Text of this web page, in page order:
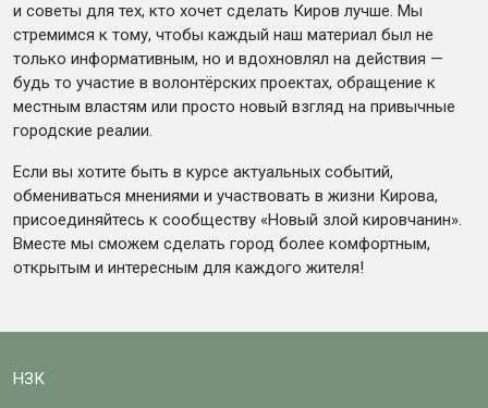
и советы для тех, кто хочет сделать Киров лучше. Мы
стремимся к тому, чтобы каждый наш материал был не
только информативным, но и вдохновлял на действия —
будь то участие в волонтёрских проектах, обращение к
местным властям или просто новый взгляд на привычные
городские реалии.
Если вы хотите быть в курсе актуальных событий,
обмениваться мнениями и участвовать в жизни Кирова,
присоединяйтесь к сообществу «Новый злой кировчанин».
Вместе мы сможем сделать город более комфортным,
открытым и интересным для каждого жителя!
НЗК